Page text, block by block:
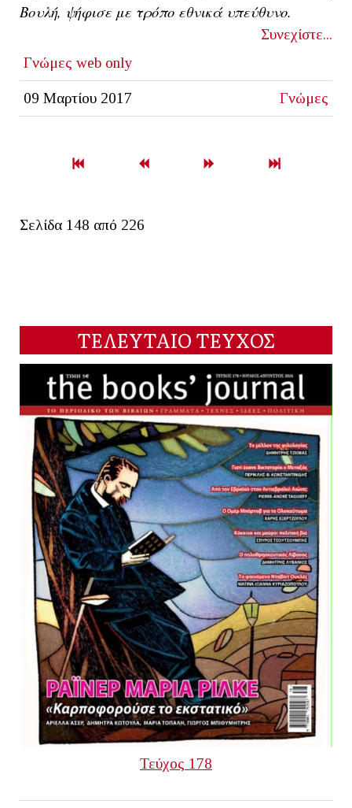
Βουλή, ψήφισε με τρόπο εθνικά υπεύθυνο.
Συνεχίστε...
Γνώμες web only
09 Μαρτίου 2017 Γνώμες
Σελίδα 148 από 226
ΤΕΛΕΥΤΑΙΟ ΤΕΥΧΟΣ
Τεύχος 178